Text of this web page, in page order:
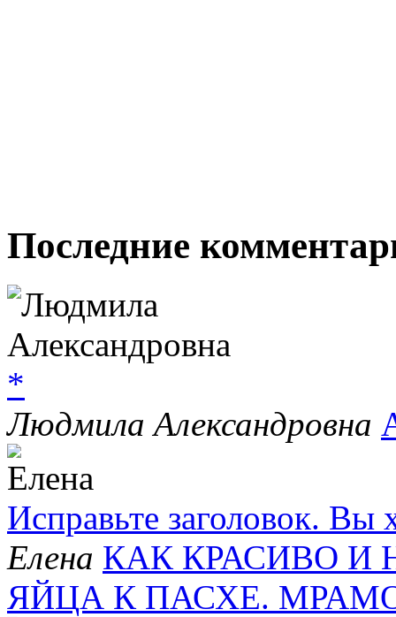
Последние
*
Людмила Александровна
Исправьте заголовок. Вы
Елена КАК КРАСИВО И
ЯЙЦА К ПАСХЕ.